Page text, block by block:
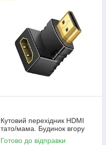
Кутовий перехідник HDMI
тато/мама. Будинок вгору
Готово до відправки